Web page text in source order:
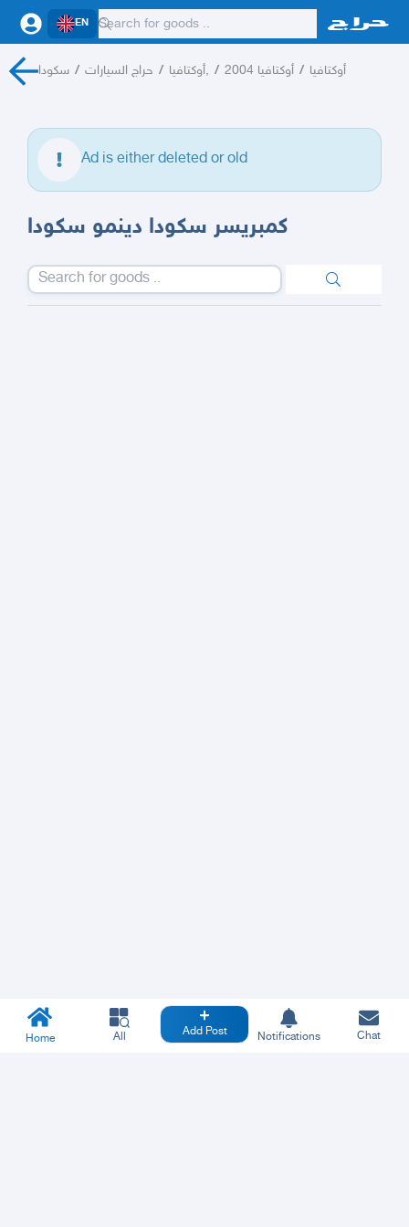
EN
سكودا / حراج السيارات / أوكتافيا, / أوكتافيا 2004 / أوكتافيا
Ad is either deleted or old
كمبريسر سكودا دينمو سكودا
Home All Add Post Notifications Chat